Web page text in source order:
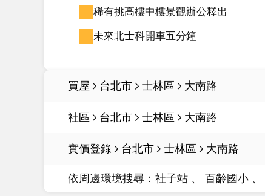
稀有挑高樓中樓景觀辦公釋出
未來北士科開車五分鐘
買屋 台北市 士林區 大南路
社區 台北市 士林區 大南路
實價登錄 台北市 士林區 大南路
依周邊環境搜尋： 社子站 百齡國小